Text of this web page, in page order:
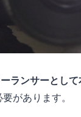
ランサーとして
があります。